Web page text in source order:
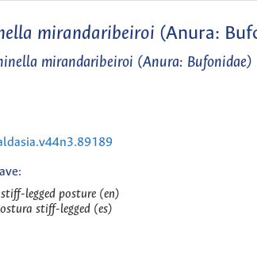
mirandaribeiroi (Anura:
mirandaribeiroi (Anura: Bufonidae)
legged posture (en)
stiff-legged (es)